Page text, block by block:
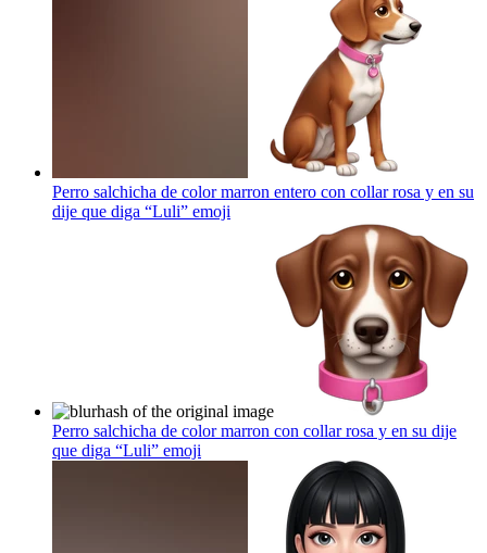
Perro salchicha de color marron entero con collar rosa y en su
dije que diga “Luli” emoji
Perro salchicha de color marron con collar rosa y en su dije
que diga “Luli” emoji